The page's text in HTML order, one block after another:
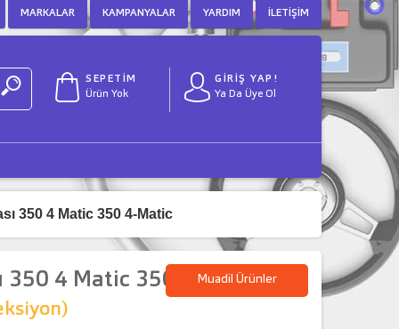
MARKALAR KAMPANYALAR YARDIM İLETIŞIM
SEPETİM
Ürün Yok
GİRİŞ YAP!
Ya Da Üye Ol
350 4 Matic 350 4-Matic
350 4 Matic 350 4-Matic
Muadil Ürünler